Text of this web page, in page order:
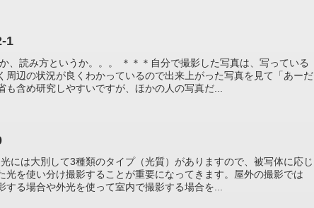
1
、読み方というか。。。 ＊＊＊自分で撮影した写真は、写っている
周辺の状況が良くわかっているので出来上がった写真を見て「あーだ
も含め研究しやすいですが、ほかの人の写真だ...
には大別して3種類のタイプ（光質）がありますので、被写体に応じ
光を使い分け撮影することが重要になってきます。屋外の撮影では
する場合や外光を使って室内で撮影する場合を...